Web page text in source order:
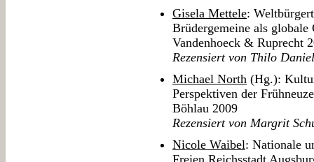
Gisela Mettele:
Brüdergemeine als
Vandenhoeck & Ruprecht
Rezensiert von Thilo Daniel
Michael North (Hg.):
Perspektiven der
Böhlau 2009
Rezensiert von Margrit
Nicole Waibel: Nationale